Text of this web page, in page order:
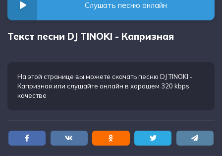
Слушать песню онлайн
Текст песни DJ TINOKI - Капризная
На этой странице вы можете скачать песню DJ TINOKI -
Капризная или слушайте онлайн в хорошем 320 kbps
качестве